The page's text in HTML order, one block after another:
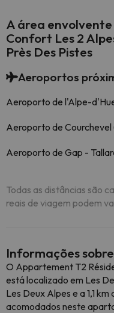
A área
Confort Les 2
Près Des Pistes
Aeroportos
Aeroporto de l'Alpe-
Aeroporto de Courchevel
Aeroporto de Gap -
Todas as distâncias são
reais de viagem podem
Informações
O Appartement T2
está localizado em Les
Les Deux Alpes e a 1,1
acomodados neste